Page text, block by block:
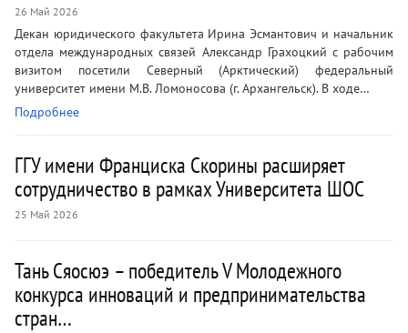
26 Май 2026
Декан юридического факультета Ирина Эсмантович и начальник
отдела международных связей Александр Грахоцкий с рабочим
визитом посетили Северный (Арктический) федеральный
университет имени М.В. Ломоносова (г. Архангельск). В ходе…
Подробнее
ГГУ имени Франциска Скорины расширяет
сотрудничество в рамках Университета ШОС
25 Май 2026
Тань Сяосюэ – победитель V Молодежного
конкурса инноваций и предпринимательства
стран…